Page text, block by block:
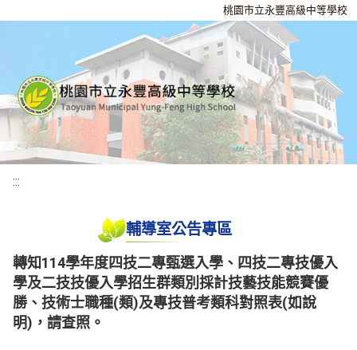
桃園市立永豐高級中等學校
:::
輔導室公告專區
轉知114學年度四技二專甄選入學、四技二專技優入
學及二技技優入學招生群類別採計技藝技能競賽優
勝、技術士職種(類)及專技普考類科對照表(如說
明)，請查照。